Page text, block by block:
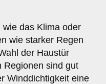
das Klima oder
wie starker Regen
der Haustür
Regionen sind gut
Winddichtigkeit eine